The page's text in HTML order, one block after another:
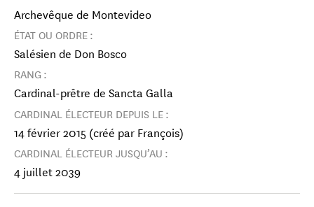
Archevêque de Montevideo
ÉTAT OU ORDRE :
Salésien de Don Bosco
RANG :
Cardinal-prêtre de Sancta Galla
CARDINAL ÉLECTEUR DEPUIS LE :
14 février 2015 (créé par François)
CARDINAL ÉLECTEUR JUSQU’AU :
4 juillet 2039